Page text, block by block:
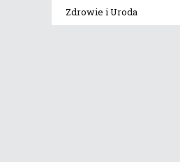
Zdrowie i Uroda